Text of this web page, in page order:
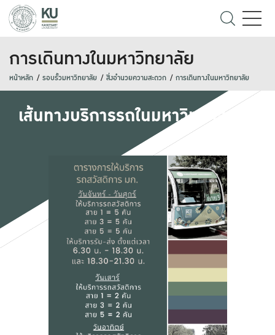
การเดินทางในมหาวิทยาลัย
หน้าหลัก รอบรั้วมหาวิทยาลัย สิ่งอำนวยความสะดวก การเดินทางในมหาวิทยาลัย
เส้นทางบริการรถในมหาวิทยาลัย